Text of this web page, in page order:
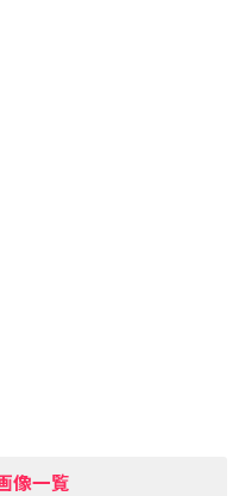
像一覧